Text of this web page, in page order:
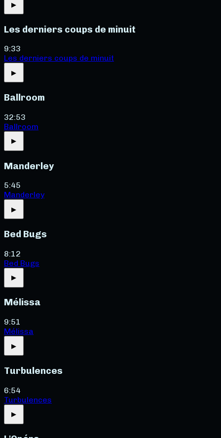
▶
Les derniers coups de minuit
9:33
Les derniers coups de minuit
▶
Ballroom
32:53
Ballroom
▶
Manderley
5:45
Manderley
▶
Bed Bugs
8:12
Bed Bugs
▶
Mélissa
9:51
Mélissa
▶
Turbulences
6:54
Turbulences
▶